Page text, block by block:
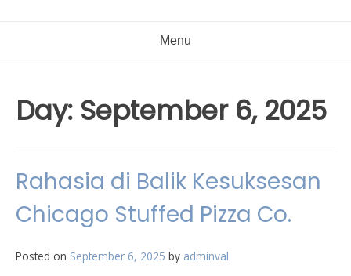
Menu
Day: September 6, 2025
Rahasia di Balik Kesuksesan
Chicago Stuffed Pizza Co.
Posted on September 6, 2025 by adminval